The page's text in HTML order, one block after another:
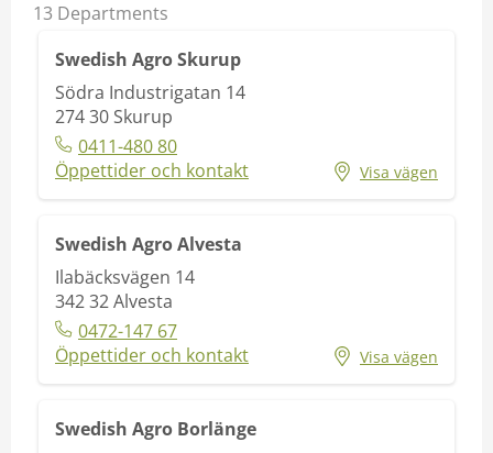
13 Departments
Swedish Agro Skurup
Södra Industrigatan 14
274 30 Skurup
0411-480 80
Öppettider och kontakt
Visa vägen
Swedish Agro Alvesta
Ilabäcksvägen 14
342 32Alvesta
0472-147 67
Öppettider och kontakt
Visa vägen
Swedish Agro Borlänge